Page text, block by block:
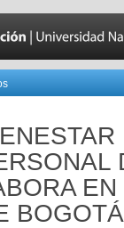
BOGOTÁ